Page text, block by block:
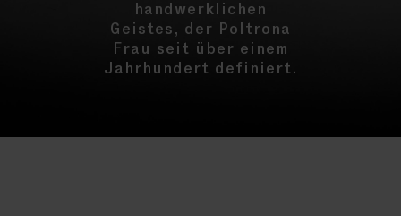
handwerklichen
Geistes, der Poltrona
Frau seit über einem
Jahrhundert definiert.